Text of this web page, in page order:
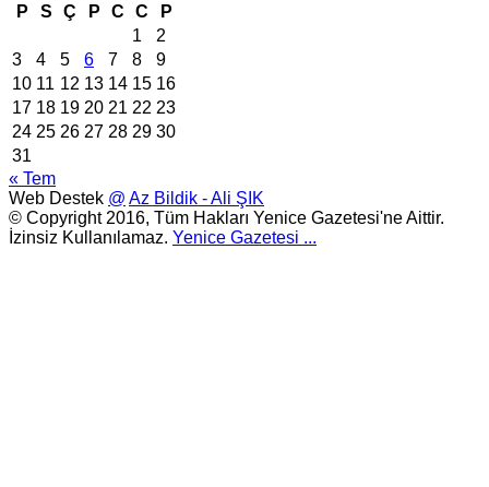
P
S Ç P C C
P
1
2
3
4 5 6 7 8
9
10 11 12 13 14 15 16
17 18 19 20 21 22 23
24 25 26 27 28 29 30
31
« Tem
Web Destek @ Az Bildik - Ali ŞIK
© Copyright 2016, Tüm Hakları Yenice Gazetesi'ne Aittir.
İzinsiz Kullanılamaz. Yenice Gazetesi ...